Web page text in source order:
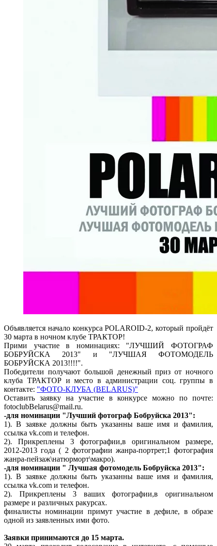
Объявляется начало конкурса POLAROID-2, который пройдёт
30 марта в ночном клубе ТРАКТОР!
Прими участие в номинациях: "ЛУЧШИЙ ФОТОГРАФ
БОБРУЙСКА 2013" и "ЛУЧШАЯ ФОТОМОДЕЛЬ
БОБРУЙСКА 2013!!!!".
Победители получают большой денежный приз от ночного
клуба ТРАКТОР и место в администрации соц. группы в
контакте: "ФОТО-КЛУБА (BELARUS)"
Оставить заявку на участие в конкурсе можно по почте:
fotoclubBelarus@mail.ru.
-для номинации "Лучший фотограф Бобруйска 2013":
1). В заявке должны быть указанны ваше имя и фамилия,
ссылка vk.com и телефон.
2). Прикреплены 3 фотографии,в оригинальном размере,
2012-2013 года ( 2 фотографии жанра-портрет;1 фотография
жанра-пейзаж\натюрморт\макро).
-для номинации " Лучшая фотомодель Бобруйска 2013":
1). В заявке должны быть указанны ваше имя и фамилия,
ссылка vk.com и телефон.
2). Прикреплены 3 ваших фотографии,в оригинальном
размере и различных ракурсах.
финалисты номинации примут участие в дефиле, в образе
одной из заявленных ими фото.
Заявки принимаются до 15 марта.